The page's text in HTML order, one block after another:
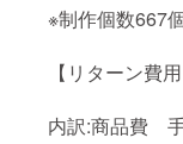
※制作個数667
【リターン費
内訳:商品費